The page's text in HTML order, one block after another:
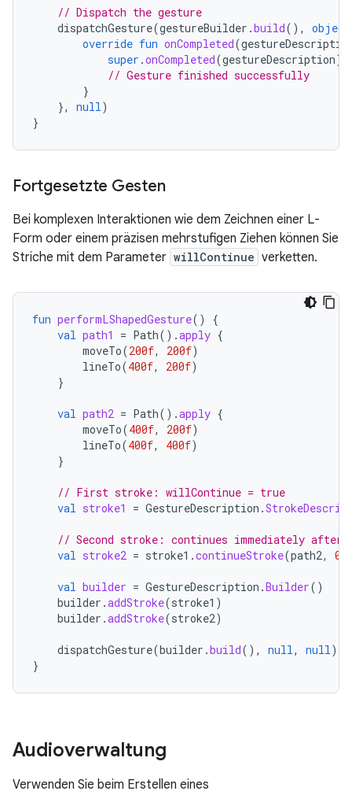
// Dispatch the gesture
dispatchGesture(gestureBuilder .build(),
object
override fun onCompleted(
super .onCompleted(gestureDescription)
// Gesture finished successfully
}
},
null)
}
Fortgesetzte Gesten
Bei komplexen Interaktionen wie dem Zeichnen einer L-
Form oder einem präzisen mehrstufigen Ziehen können Sie
Striche mit dem Parameter willContinue verketten.
fun performLShapedGesture()
{
val path1 = Path().apply {
moveTo(200f, 200f)
lineTo(400f, 200f)
}
val path2 = Path().apply {
moveTo(400f, 200f)
lineTo(400f, 400f)
}
// First stroke: willContinue = true
val stroke1 = GestureDescription .
// Second stroke: continues immediately after
val stroke2 = stroke1 .continueStroke(path2, 0
val builder = GestureDescription .Builder()
builder .addStroke(stroke1 )
builder .addStroke(stroke2)
dispatchGesture(builder .build(), null, null)
}
Audioverwaltung
Verwenden Sie beim Erstellen eines